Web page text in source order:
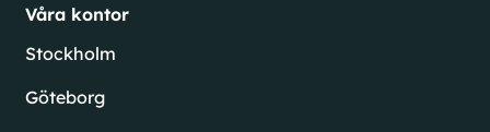
Våra kontor
Stockholm
Göteborg